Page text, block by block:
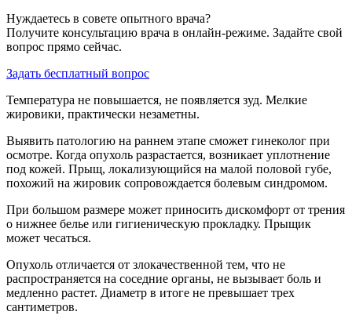
Нуждаетесь в совете опытного врача?
Получите консультацию врача в онлайн-режиме. Задайте свой
вопрос прямо сейчас.
Задать бесплатный вопрос
Температура не повышается, не появляется зуд. Мелкие
жировики, практически незаметны.
Выявить патологию на раннем этапе сможет гинеколог при
осмотре. Когда опухоль разрастается, возникает уплотнение
под кожей. Прыщ, локализующийся на малой половой губе,
похожий на жировик сопровождается болевым синдромом.
При большом размере может приносить дискомфорт от трения
о нижнее белье или гигиеническую прокладку. Прыщик
может чесаться.
Опухоль отличается от злокачественной тем, что не
распространяется на соседние органы, не вызывает боль и
медленно растет. Диаметр в итоге не превышает трех
сантиметров.